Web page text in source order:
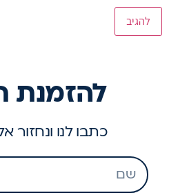
להזמנת
כתבו לנו ונחזור